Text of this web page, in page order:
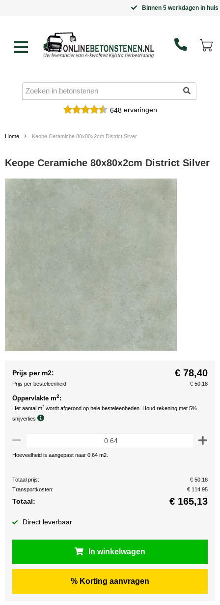
Binnen 5 werkdagen in huis
648ervaringen
Home Keope Ceramiche 80x80x2cm District Silver
Keope Ceramiche 80x80x2cm District Silver
Prijs per m2: € 78,40
Prijs per besteleenheid € 50,18
Oppervlakte m2:
Het aantal m2 wordt afgerond op hele besteleenheden. Houd rekening met 5%
snijverlies
Hoeveelheid is aangepast naar 0.64 m2.
Totaal prijs:
€ 50,18
Transportkosten:
€ 114,95
Totaal: € 165,13
Direct leverbaar
In winkelwagen
% Korting aanvragen